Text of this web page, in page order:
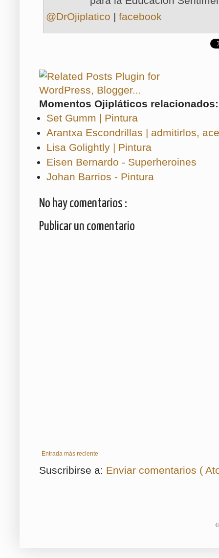
@DrOjiplatico | facebook
Momentos Ojipláticos relacionados:
Set Gumm | Pintura
Arantxa Escondrillas | admitirlos,
Lisa Golightly | Pintura
Eisen Bernardo - Superheroines
Johan Barrios - Pintura
No hay comentarios :
Publicar un comentario
Entrada más reciente
Suscribirse a: Enviar comentarios (